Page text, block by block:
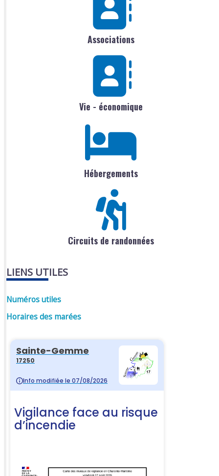
Associations
Vie - économique
Hébergements
Circuits de randonnées
LIENS UTILES
Numéros utiles
Horaires des marées